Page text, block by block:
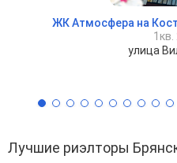
ЖК Атмосфера на
1кв.
улица
Лучшие риэлторы